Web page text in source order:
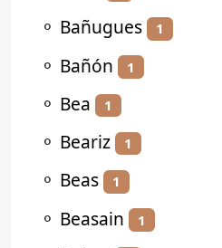
⚬ Bañugues 1
⚬ Bañón 1
⚬ Bea 1
⚬ Beariz 1
⚬ Beas 1
⚬ Beasain 1